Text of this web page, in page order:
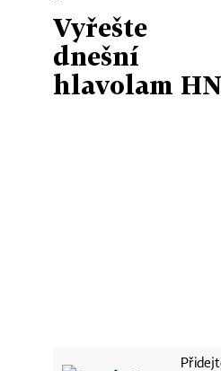
Vyřešte
dnešní
hlavolam HN